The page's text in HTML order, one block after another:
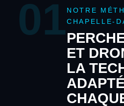
01 NOTRE
CHAPELLE-
ET
LA